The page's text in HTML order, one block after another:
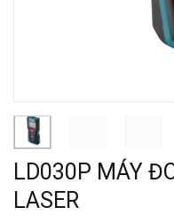
LD030P MÁY
LASER